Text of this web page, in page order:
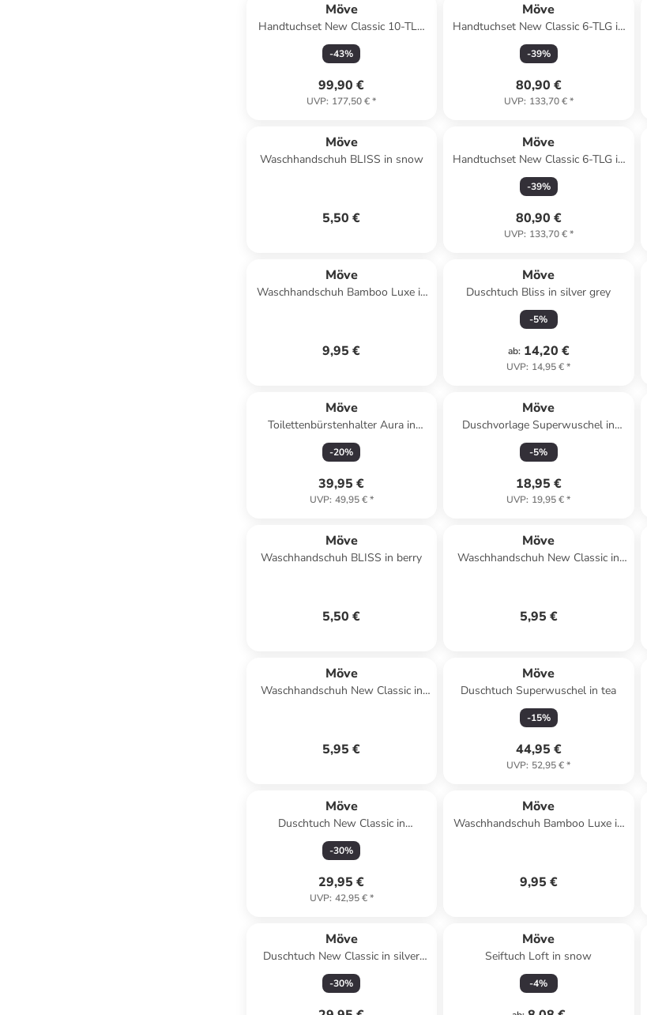
Möve
Handtuchset New Classic 10-TLG
in lagoon
-43%
99,90 €
UVP: 177,50 €*
Möve
Handtuchset New Classic 6-TLG in
lagoon
-39%
80,90 €
UVP: 133,70 €*
Möve
Waschhandschuh BLISS in snow
5,50 €
Möve
Handtuchset New Classic 6-TLG in
snow
-39%
80,90 €
UVP: 133,70 €*
Möve
Waschhandschuh Bamboo Luxe in
9,95 €
Möve
Duschtuch Bliss in silver grey
-5%
ab: 14,20 €
UVP: 14,95 €*
Möve
Toilettenbürstenhalter Aura in
creme
-20%
39,95 €
UVP: 49,95 €*
Möve
Duschvorlage Superwuschel in
cashmere
-5%
18,95 €
UVP: 19,95 €*
Möve
Waschhandschuh BLISS in berry
5,50 €
Möve
Waschhandschuh New Classic in
5,95 €
Möve
Waschhandschuh New Classic in
5,95 €
Möve
Duschtuch Superwuschel in tea
-15%
44,95 €
UVP: 52,95 €*
Möve
Duschtuch New Classic in
cornflower
-30%
29,95 €
UVP: 42,95 €*
Möve
Waschhandschuh Bamboo Luxe in
9,95 €
Möve
Duschtuch New Classic in silver
grey
-30%
Möve
Seiftuch Loft in snow
-4%